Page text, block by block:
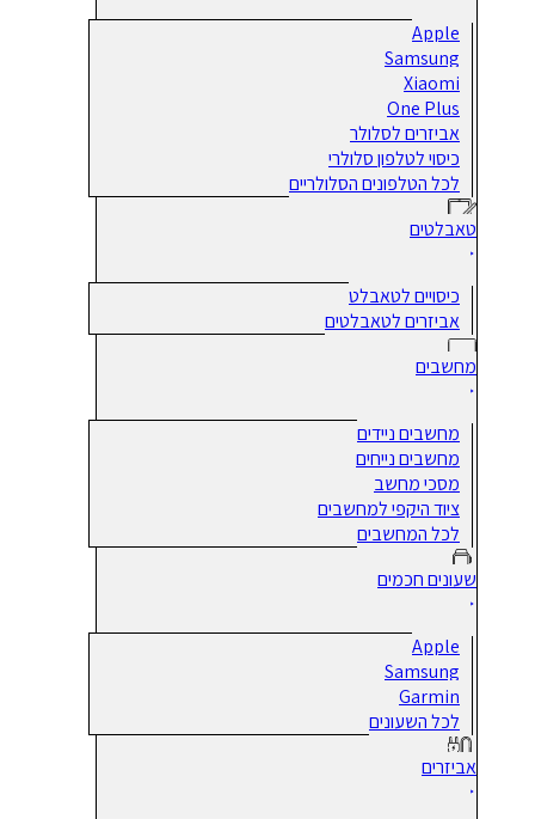
Apple
Samsung
Xiaomi
One Plus
אביזרים לסלולר
כיסוי לטלפון סלולרי
לכל הטלפונים הסלולריים
טאבלטים
כיסויים לטאבלט
אביזרים לטאבלטים
מחשבים
מחשבים ניידים
מחשבים נייחים
מסכי מחשב
ציוד היקפי למחשבים
לכל המחשבים
שעונים חכמים
Apple
Samsung
Garmin
לכל השעונים
אביזרים